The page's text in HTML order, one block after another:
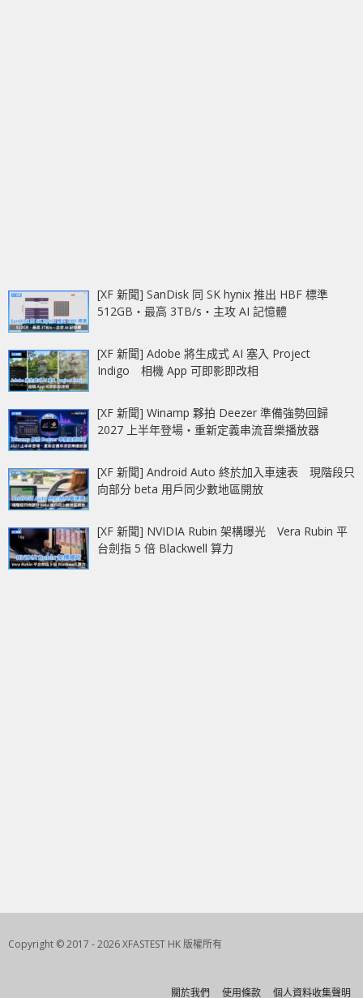
[XF 新聞] SanDisk 同 SK hynix 推出 HBF 標準
512GB‧最高 3TB/s‧主攻 AI 記憶體
[XF 新聞] Adobe 將生成式 AI 塞入 Project
Indigo 相機 App 可即影即改相
[XF 新聞] Winamp 夥拍 Deezer 準備強勢回歸
2027 上半年登場‧重新定義串流音樂播放器
[XF 新聞] Android Auto 終於加入車速表 現階段只
向部分 beta 用戶同少數地區開放
[XF 新聞] NVIDIA Rubin 架構曝光 Vera Rubin 平
台劍指 5 倍 Blackwell 算力
Copyright © 2017 - 2026 XFASTEST HK 版權所有
關於我們 使用條款 個人資料收集聲明